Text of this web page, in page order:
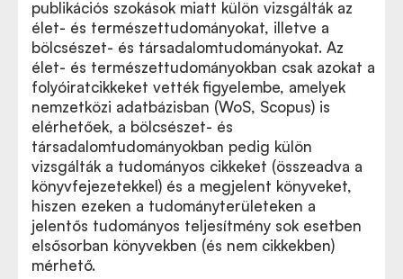
publikációs szokások miatt külön vizsgálták az
élet- és természettudományokat, illetve a
bölcsészet- és társadalomtudományokat. Az
élet- és természettudományokban csak azokat a
folyóiratcikkeket vették figyelembe, amelyek
nemzetközi adatbázisban (WoS, Scopus) is
elérhetőek, a bölcsészet- és
társadalomtudományokban pedig külön
vizsgálták a tudományos cikkeket (összeadva a
könyvfejezetekkel) és a megjelent könyveket,
hiszen ezeken a tudományterületeken a
jelentős tudományos teljesítmény sok esetben
elsősorban könyvekben (és nem cikkekben)
mérhető.